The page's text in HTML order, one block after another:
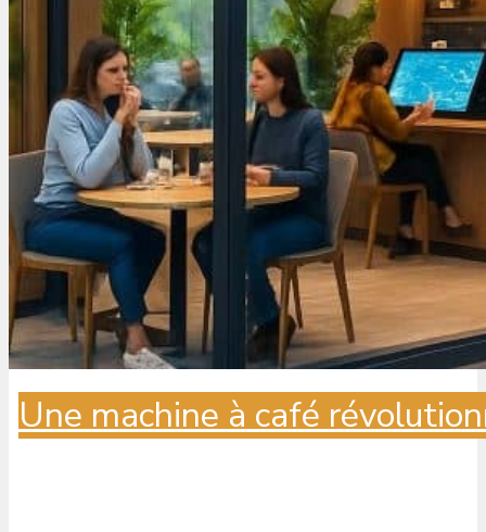
Une machine à café